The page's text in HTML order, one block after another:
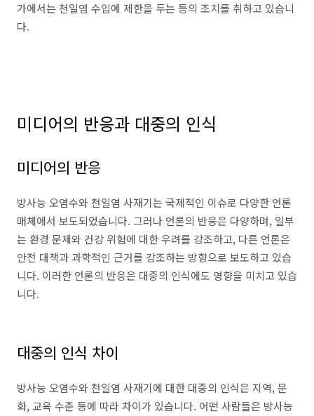
가에서는 천일염 수입에 제한을 두는 등의 조치를 취하고 있습니
다.
미디어의 반응과 대중의 인식
미디어의 반응
방사능 오염수와 천일염 사재기는 국제적인 이슈로 다양한 언론
매체에서 보도되었습니다. 그러나 언론의 반응은 다양하며, 일부
는 환경 문제와 건강 위험에 대한 우려를 강조하고, 다른 언론은
안전 대책과 과학적인 근거를 강조하는 방향으로 보도하고 있습
니다. 이러한 언론의 반응은 대중의 인식에도 영향을 미치고 있습
니다.
대중의 인식 차이
방사능 오염수와 천일염 사재기에 대한 대중의 인식은 지역, 문
화, 교육 수준 등에 따라 차이가 있습니다. 어떤 사람들은 방사능